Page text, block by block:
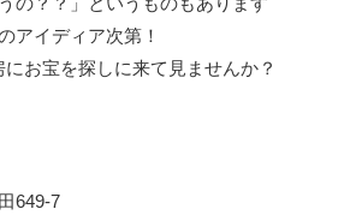
アイディア次第！
にお宝を探しに来て見ませんか？
649-7